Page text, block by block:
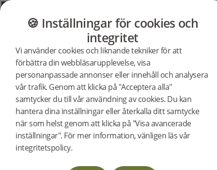
MÖBLER BUTIK OUTLET
🍪 Inställningar för cookies och
integritet
Vi använder cookies och liknande tekniker för att
förbättra din webbläsarupplevelse, visa
personanpassade annonser eller innehåll och analysera
vår trafik. Genom att klicka på "Acceptera alla"
samtycker du till vår användning av cookies. Du kan
hantera dina inställningar eller återkalla ditt samtycke
när som helst genom att klicka på "Visa avancerade
inställningar". För mer information, vänligen läs vår
integritetspolicy.
Bjelin Stories